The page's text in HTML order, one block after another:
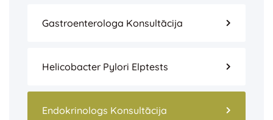
Gastroenterologa Konsultācija
Helicobacter Pylori Elptests
Endokrinologs Konsultācija